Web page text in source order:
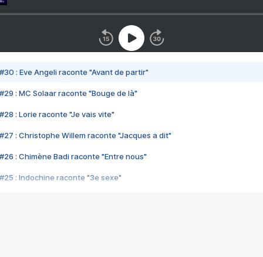
#30 : Eve Angeli raconte "Avant de partir"
#29 : MC Solaar raconte "Bouge de là"
#28 : Lorie raconte "Je vais vite"
#27 : Christophe Willem raconte "Jacques a dit"
#26 : Chimène Badi raconte "Entre nous"
#25 : Indochine raconte "3e sexe"